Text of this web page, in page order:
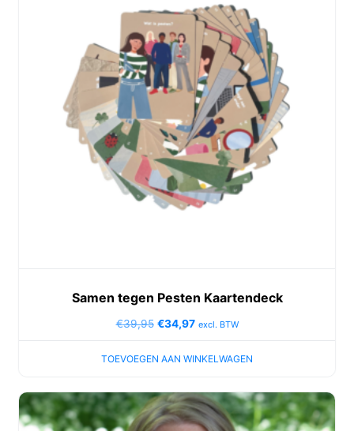
Samen tegen Pesten Kaartendeck
€39,95 €34,97 excl. BTW
TOEVOEGEN AAN WINKELWAGEN